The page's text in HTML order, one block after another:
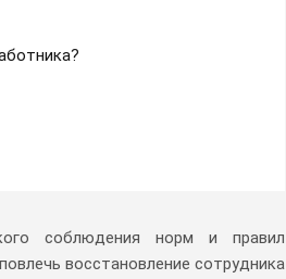
соблюдения норм и правил
восстановление сотрудника